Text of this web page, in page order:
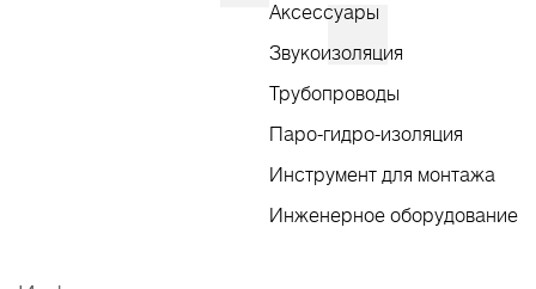
Аксессуары
Звукоизоляция
Трубопроводы
Паро-гидро-изоляция
Инструмент для монтажа
Инженерное оборудование